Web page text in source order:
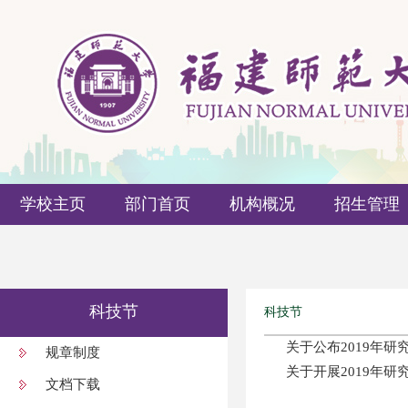
学校主页 部门首页 机构概况 招生管理
科技节
规章制度
文档下载
科技节
关于公布2019年研
关于开展2019年研